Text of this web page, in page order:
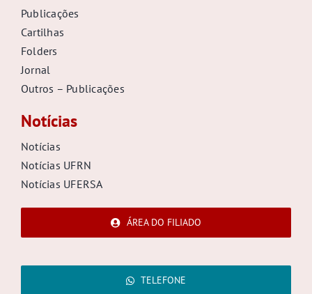
Publicações
Cartilhas
Folders
Jornal
Outros – Publicações
Notícias
Notícias
Notícias UFRN
Notícias UFERSA
ÁREA DO FILIADO
TELEFONE